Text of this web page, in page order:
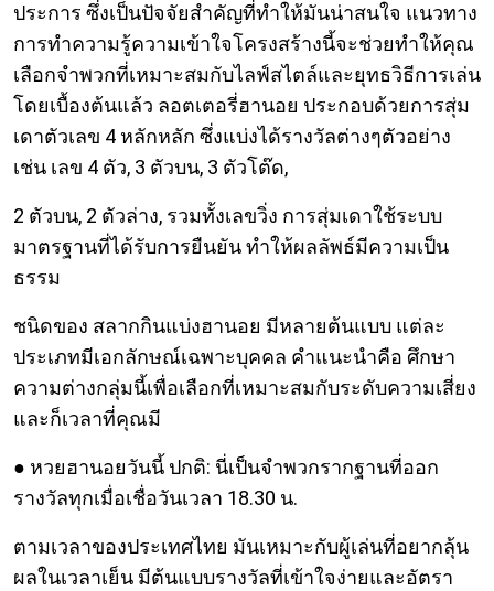
ประการ ซึ่งเป็นปัจจัยสำคัญที่ทำให้มันน่าสนใจ แนวทาง
การทำความรู้ความเข้าใจโครงสร้างนี้จะช่วยทำให้คุณ
เลือกจำพวกที่เหมาะสมกับไลฟ์สไตล์และยุทธวิธีการเล่น
โดยเบื้องต้นแล้ว ลอตเตอรี่ฮานอย ประกอบด้วยการสุ่ม
เดาตัวเลข 4 หลักหลัก ซึ่งแบ่งได้รางวัลต่างๆตัวอย่าง
เช่น เลข 4 ตัว, 3 ตัวบน, 3 ตัวโต๊ด,
2 ตัวบน, 2 ตัวล่าง, รวมทั้งเลขวิ่ง การสุ่มเดาใช้ระบบ
มาตรฐานที่ได้รับการยืนยัน ทำให้ผลลัพธ์มีความเป็น
ธรรม
ชนิดของ สลากกินแบ่งฮานอย มีหลายต้นแบบ แต่ละ
ประเภทมีเอกลักษณ์เฉพาะบุคคล คำแนะนำคือ ศึกษา
ความต่างกลุ่มนี้เพื่อเลือกที่เหมาะสมกับระดับความเสี่ยง
และก็เวลาที่คุณมี
● หวยฮานอยวันนี้ ปกติ: นี่เป็นจำพวกรากฐานที่ออก
รางวัลทุกเมื่อเชื่อวันเวลา 18.30 น.
ตามเวลาของประเทศไทย มันเหมาะกับผู้เล่นที่อยากลุ้น
ผลในเวลาเย็น มีต้นแบบรางวัลที่เข้าใจง่ายและอัตรา